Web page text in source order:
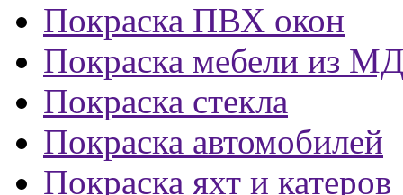
Покраска ПВХ окон
Покраска мебели из
Покраска стекла
Покраска автомобилей
Покраска яхт и катеров